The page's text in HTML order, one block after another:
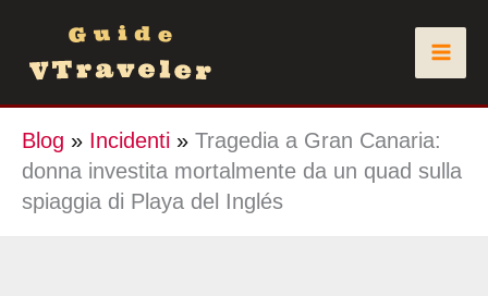
contenuto
Blog » Incidenti » Tragedia a Gran Canaria:
donna investita mortalmente da un quad sulla
spiaggia di Playa del Inglés